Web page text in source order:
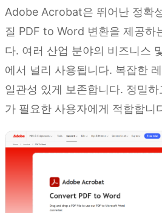
Adobe Acrobat은 뛰어난 정확
질 PDF to Word 변환을 제공하
다. 여러 산업 분야의 비즈니스
에서 널리 사용됩니다. 복잡한
일관성 있게 보존합니다. 정밀
가 필요한 사용자에게 적합합니